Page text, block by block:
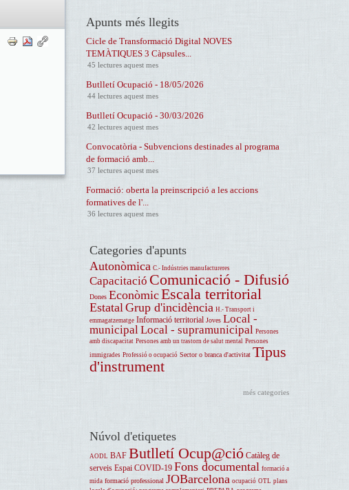
Apunts més llegits
Cicle de Transformació Digital NOVES
TEMÀTIQUES 3 Càpsules...
45 lectures aquest mes
Butlletí Ocupació - 18/05/2026
44 lectures aquest mes
Butlletí Ocupació - 30/03/2026
42 lectures aquest mes
Convocatòria - Subvencions destinades al programa
de formació amb...
37 lectures aquest mes
Formació: oberta la preinscripció a les accions
formatives de l'...
36 lectures aquest mes
Categories d'apunts
Autonòmica C.- Indústries manufactureres
Capacitació Comunicació - Difusió
Dones EconòmicEscala territorial
EstatalGrup d'incidència H.- Transport i
emmagatzematge Informació territorial Joves Local -
municipalLocal - supramunicipal Persones
amb discapacitat Persones amb un trastorn de salut mental Persones
immigrades Professió o ocupació Sector o branca d'activitat Tipus
d'instrument
més categories
Núvol d'etiquetes
AODL BAF Butlletí Ocup@ció Catàleg de
serveis Espai COVID-19 Fons documental formació a
mida formació professional JOBarcelona ocupació OTL plans